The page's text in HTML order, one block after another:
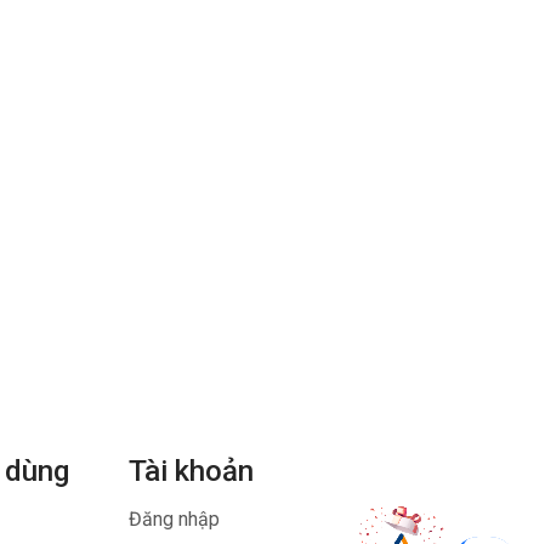
Tài khoản
Đăng nhập